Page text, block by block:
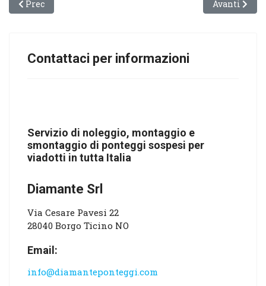
Articolo precedente: Hai bisogno del servizio di
Prec Articolo
Avanti
Contattaci per informazioni
Servizio di noleggio, montaggio e
smontaggio di ponteggi sospesi per
viadotti in tutta Italia
Diamante Srl
Via Cesare Pavesi 22
28040 Borgo Ticino NO
Email:
info@diamanteponteggi.com